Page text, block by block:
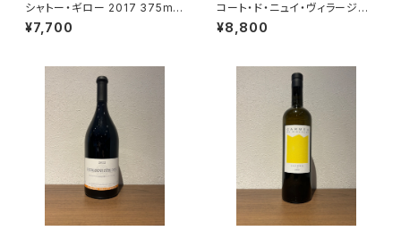
シャトー・ギロー 2017 375ml
ソーテルヌ第1級格付 貴腐ワイ
ン
¥7,700
コート・ド・ニュイ・ヴィラージュ
2018 750ml ドメーヌ・ジュリア
ン・ジェラール＆フィス
¥8,800